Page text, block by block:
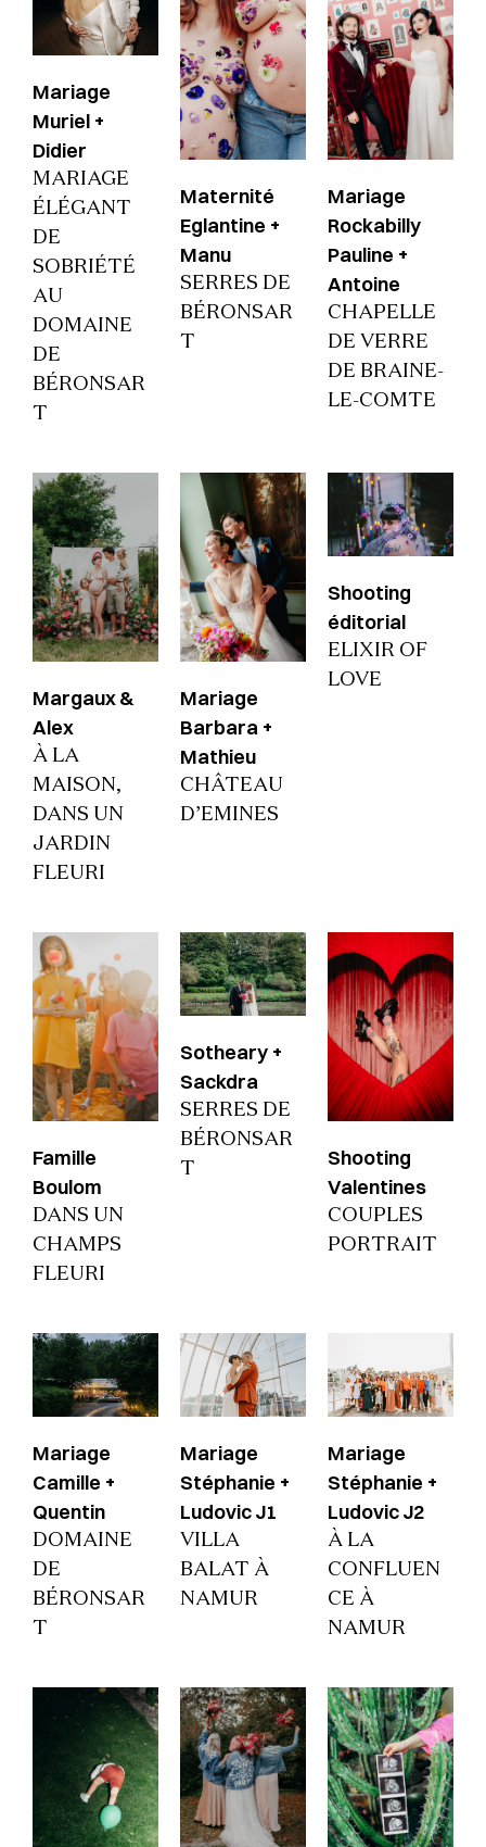
Mariage
Muriel +
Didier
MARIAGE
ÉLÉGANT
DE
SOBRIÉTÉ
AU
DOMAINE
DE
BÉRONSAR
T
Maternité
Eglantine +
Manu
SERRES DE
BÉRONSAR
T
Mariage
Rockabilly
Pauline +
Antoine
CHAPELLE
DE VERRE
DE BRAINE-
LE-COMTE
Margaux &
Alex
À LA
MAISON,
DANS UN
JARDIN
FLEURI
Mariage
Barbara +
Mathieu
CHÂTEAU
D’EMINES
Shooting
éditorial
ELIXIR OF
LOVE
Famille
Boulom
DANS UN
CHAMPS
FLEURI
Sotheary +
Sackdra
SERRES DE
BÉRONSAR
T
Shooting
Valentines
COUPLES
PORTRAIT
Mariage
Camille +
Quentin
DOMAINE
DE
BÉRONSAR
T
Mariage
Stéphanie +
Ludovic J1
VILLA
BALAT À
NAMUR
Mariage
Stéphanie +
Ludovic J2
À LA
CONFLUEN
CE À
NAMUR